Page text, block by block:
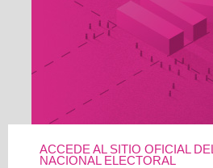
ACCEDE AL SITIO OFICIAL
NACIONAL ELECTORAL